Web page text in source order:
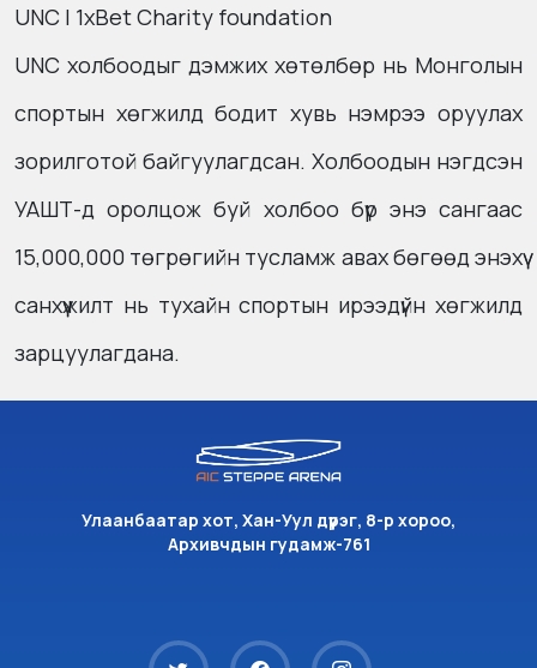
UNC | 1xBet Charity foundation
UNC холбоодыг дэмжих хөтөлбөр нь Монголын
спортын хөгжилд бодит хувь нэмрээ оруулах
зорилготой байгуулагдсан. Холбоодын нэгдсэн
УАШТ-д оролцож буй холбоо бүр энэ сангаас
15,000,000 төгрөгийн тусламж авах бөгөөд энэхүү
санхүүжилт нь тухайн спортын ирээдүйн хөгжилд
зарцуулагдана.
Улаанбаатар хот, Хан-Уул дүүрэг, 8-р хороо,
Архивчдын гудамж-761